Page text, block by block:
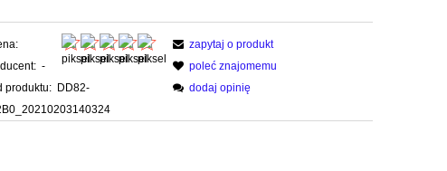
-
produktu: DD82-
zapytaj o produkt
poleć znajomemu
dodaj opinię